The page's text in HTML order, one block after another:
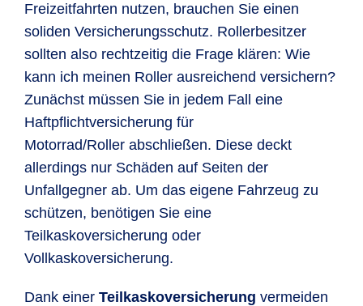
Freizeitfahrten nutzen, brauchen Sie einen
soliden Versicherungsschutz. Rollerbesitzer
sollten also rechtzeitig die Frage klären: Wie
kann ich meinen Roller ausreichend versichern?
Zunächst müssen Sie in jedem Fall eine
Haftpflichtversicherung für
Motorrad/Roller abschließen. Diese deckt
allerdings nur Schäden auf Seiten der
Unfallgegner ab. Um das eigene Fahrzeug zu
schützen, benötigen Sie eine
Teilkaskoversicherung oder
Vollkaskoversicherung.
Dank einer Teilkaskoversicherung vermeiden